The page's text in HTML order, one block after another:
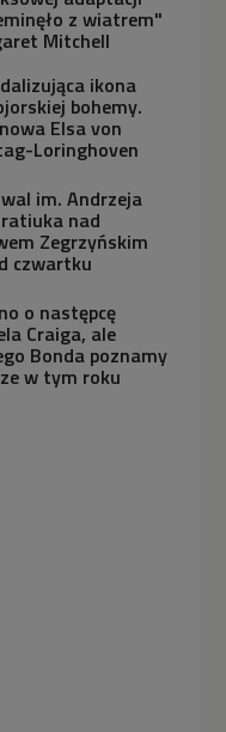
z wiatrem"
Mitchell
ikona
bohemy.
Elsa von
Loringhoven
im. Andrzeja
nad
Zegrzyńskim
czwartku
o następcę
Craiga, ale
Bonda poznamy
w tym roku